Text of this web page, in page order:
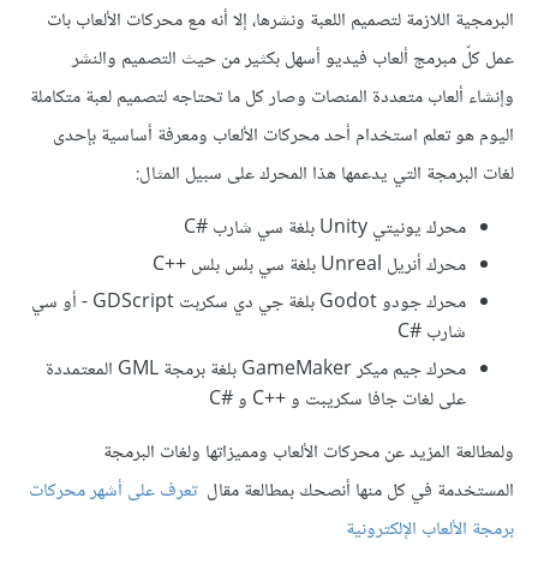
البرمجية اللازمة لتصميم اللعبة ونشرها، إلا أنه مع محركات الألعاب بات
عمل كلّ مبرمج ألعاب فيديو أسهل بكثير من حيث التصميم والنشر
وإنشاء ألعاب متعددة المنصات وصار كل ما تحتاجه لتصميم لعبة متكاملة
اليوم هو تعلم استخدام أحد محركات الألعاب ومعرفة أساسية بإحدى
لغات البرمجة التي يدعمها هذا المحرك على سبيل المثال:
محرك يونيتي Unity بلغة سي شارب C#‎
محرك أنريل Unreal بلغة سي بلس بلس C++‎
محرك جودو Godot بلغة جي دي سكربت GDScript - أو سي
شارب C#‎
محرك جيم ميكر GameMaker بلغة برمجة GML المعتمددة
على لغات جافا سكريبت و C++‎ و C#‎
ولمطالعة المزيد عن محركات الألعاب ومميزاتها ولغات البرمجة
المستخدمة في كل منها أنصحك بمطالعة مقال تعرف على أشهر محركات
برمجة الألعاب الإلكترونية